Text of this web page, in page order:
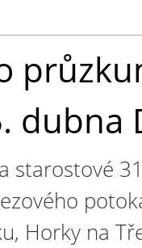
starostové
Horky na